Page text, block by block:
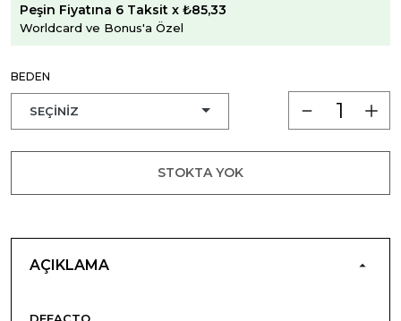
Peşin Fiyatına 6 Taksit x ₺85,33
Worldcard ve Bonus'a Özel
BEDEN
STOKTA YOK
AÇIKLAMA
DEFACTO